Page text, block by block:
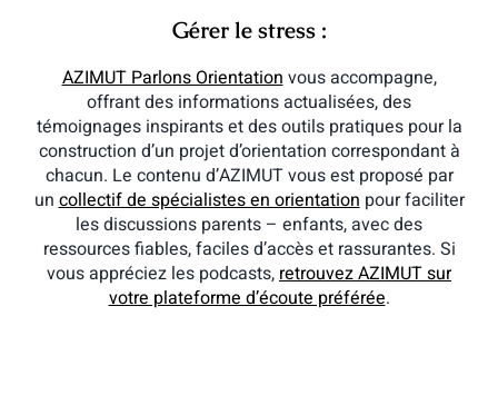
Gérer le stress :
AZIMUT Parlons Orientation vous accompagne,
offrant des informations actualisées, des
témoignages inspirants et des outils pratiques pour la
construction d’un projet d’orientation correspondant à
chacun. Le contenu d’AZIMUT vous est proposé par
un collectif de spécialistes en orientation pour faciliter
les discussions parents – enfants, avec des
ressources fiables, faciles d’accès et rassurantes. Si
vous appréciez les podcasts, retrouvez AZIMUT sur
votre plateforme d’écoute préférée.